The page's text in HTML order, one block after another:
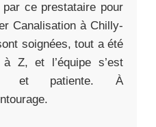
ce prestataire pour
Canalisation à Chilly-
soignées, tout a été
Z, et l’équipe s’est
et patiente. À